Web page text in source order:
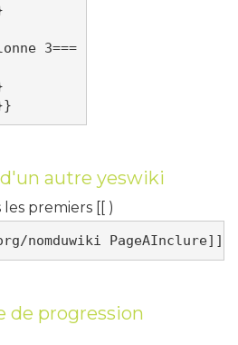
3===
autre yeswiki
premiers [[ )
de progression